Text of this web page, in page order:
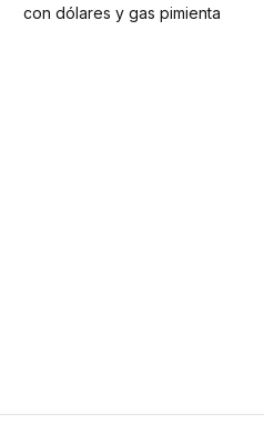
con dólares y gas pimienta